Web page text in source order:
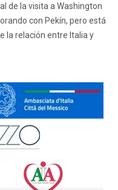
de la visita a Washington
con Pekín, pero está
la relación entre Italia y